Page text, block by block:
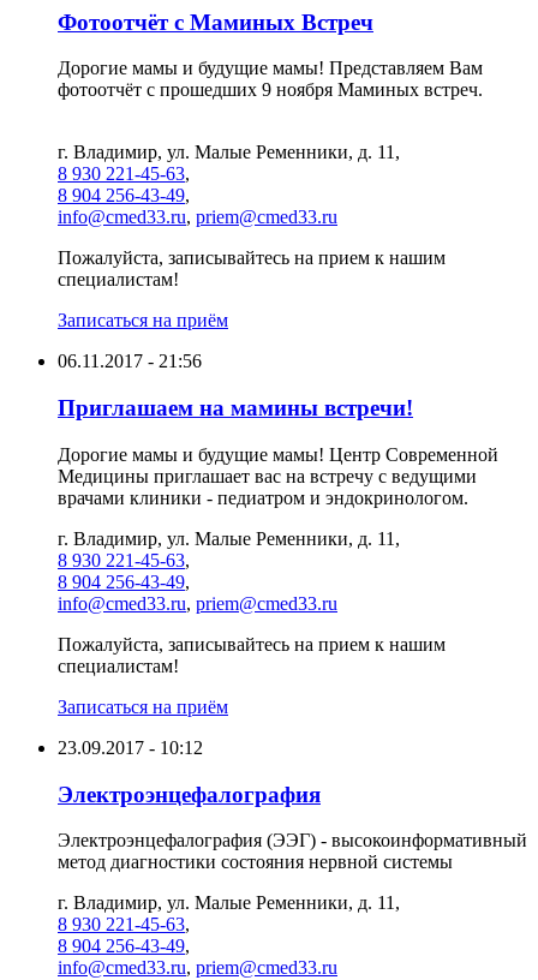
Фотоотчёт с Маминых Встреч
Дорогие мамы и будущие мамы! Представляем Вам
фотоотчёт с прошедших 9 ноября Маминых встреч.
г. Владимир, ул. Малые Ременники, д. 11,
8 930 221-45-63,
8 904 256-43-49,
info@cmed33.ru, priem@cmed33.ru
Пожалуйста, записывайтесь на прием к нашим
специалистам!
Записаться на приём
06.11.2017 - 21:56
Приглашаем на мамины встречи!
Дорогие мамы и будущие мамы! Центр Современной
Медицины приглашает вас на встречу с ведущими
врачами клиники - педиатром и эндокринологом.
г. Владимир, ул. Малые Ременники, д. 11,
8 930 221-45-63,
8 904 256-43-49,
info@cmed33.ru, priem@cmed33.ru
Пожалуйста, записывайтесь на прием к нашим
специалистам!
Записаться на приём
23.09.2017 - 10:12
Электроэнцефалография
Электроэнцефалография (ЭЭГ) - высокоинформативный
метод диагностики состояния нервной системы
г. Владимир, ул. Малые Ременники, д. 11,
8 930 221-45-63,
8 904 256-43-49,
info@cmed33.ru, priem@cmed33.ru